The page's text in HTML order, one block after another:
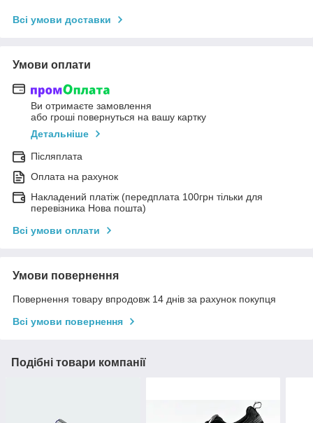
Всі умови доставки
Умови оплати
Ви отримаєте замовлення
або гроші повернуться на вашу картку
Детальніше
Післяплата
Оплата на рахунок
Накладений платіж (передплата 100грн тільки для
перевізника Нова пошта)
Всі умови оплати
Умови повернення
Повернення товару впродовж 14 днів за рахунок покупця
Всі умови повернення
Подібні товари компанії